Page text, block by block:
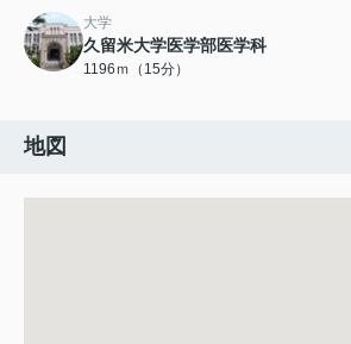
大学
久留米大学医学部医学科
1196ｍ（15分）
地図